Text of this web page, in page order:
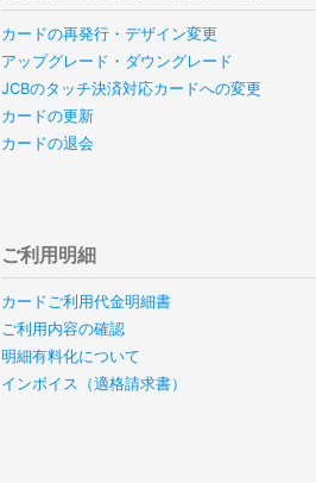
カードの再発行・デザイン変更
アップグレード・ダウングレード
JCBのタッチ決済対応カードへの変更
カードの更新
カードの退会
ご利用明細
カードご利用代金明細書
ご利用内容の確認
明細有料化について
インボイス（適格請求書）